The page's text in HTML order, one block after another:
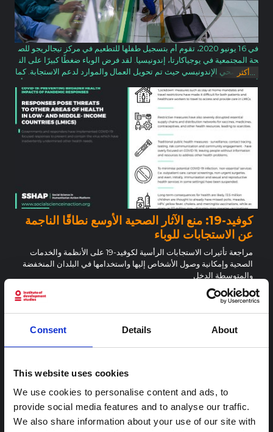
Consent Details About
This website uses cookies
We use cookies to personalise content and ads, to
provide social media features and to analyse our traffic.
We also share information about your use of our site with
في 16 يونيو 2020، تقوم أم بتسجيل طفلها للتطعيم في مركز تيجالريجو للص
حة المجتمعية في يوجياكارتا، إندونيسيا. لقد فرض الوباء ضغطًا كبيرًا على الن
ظام الصحي الإندونيسي حيث تم تحويل العمال والموارد لدعم الاستجابة. كما
يل التحصين الروتيني والتدخلات الصحية الهامة الأخرى. واستجابةً لذلك، تدعم
اليونيسف السلطات في جاوة الوسطى، ثالث أكبر مقاطعة من حيث عدد الس
كان في جزيرة جاوة، لضمان استمرار حصول النساء والأطفال على خدمات ال
صحة والتغذية والتحصين الأساسية بالإضافة إلى المعلومات الأساسية حول كو
فيد-19.
أقرأ أقل
...أكثر
كوفيد-19: منع الآثار الصحية الأوسع نطاقًا الناجمة
عن الاستجابات للوباء
مراجعة تأثيرات الاستجابات الرأسية لكوفيد-19 على الأنظمة والخدمات
الصحية وإمكانية وصول الأشخاص إليها واستخدامها في البلدان المنخفضة
والمتوسطة الدخل
SSHAP
2020